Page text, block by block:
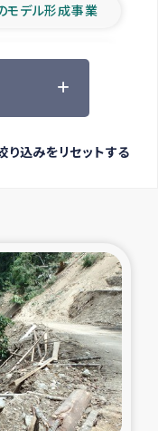
モデル形成事業
支援
支援
業
生活再建支援
り込みをリセットする